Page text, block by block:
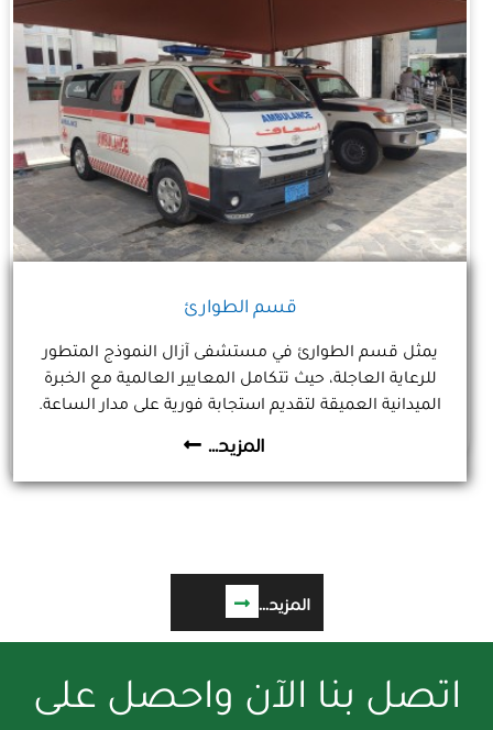
قسم الطوارئ
يمثل قسم الطوارئ في مستشفى آزال النموذج المتطور
للرعاية العاجلة، حيث تتكامل المعايير العالمية مع الخبرة
الميدانية العميقة لتقديم استجابة فورية على مدار الساعة.
تتوسط الخدمات التشخيصية، نضمن لكل مريض التدخل
الطبي الأمثل في اللحظات الحاسمة، محولين التحديات
المزيد...
المزيد...
اتصل بنا الآن واحصل على